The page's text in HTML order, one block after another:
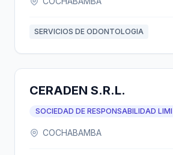
SERVICIOS DE ODONTOLOGIA
CERADEN S.R.L.
SOCIEDAD DE RESPONSABILIDAD
COCHABAMBA